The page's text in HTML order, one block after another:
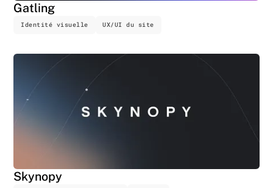
Gatling
Identité visuelle UX/UI du site
Skynopy